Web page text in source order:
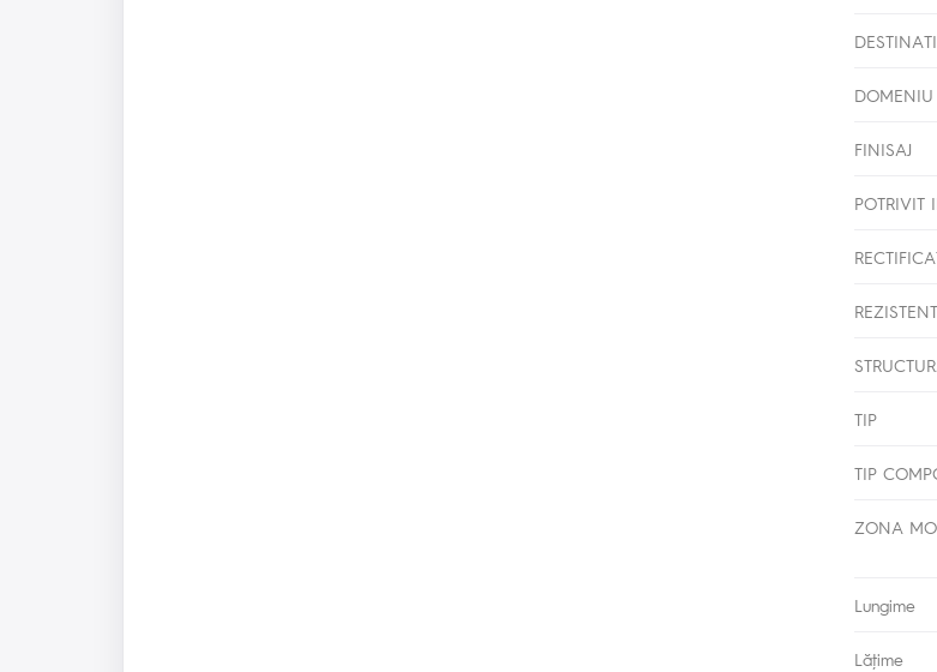
FINISAJ
POTRIVIT
TIP
TIP
ZONA
Lungime
Lăţime